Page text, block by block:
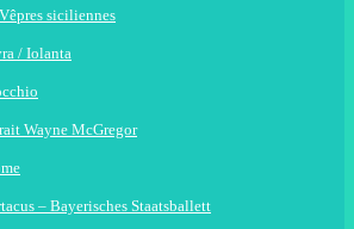
siciliennes
/ Iolanta
Wayne McGregor
– Bayerisches Staatsballett